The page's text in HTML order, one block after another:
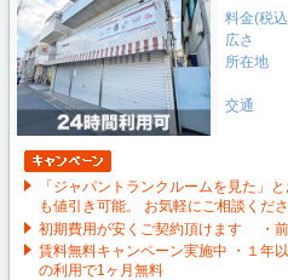
料金(税
広さ
所在地
交通
「ジャパントランクルームを見た」
も値引き可能。 お気軽にご相談くださ
初期費用が安くご契約頂けます ・
賃料無料キャンペーン実施中 ・１年
の利用で1ヶ月無料